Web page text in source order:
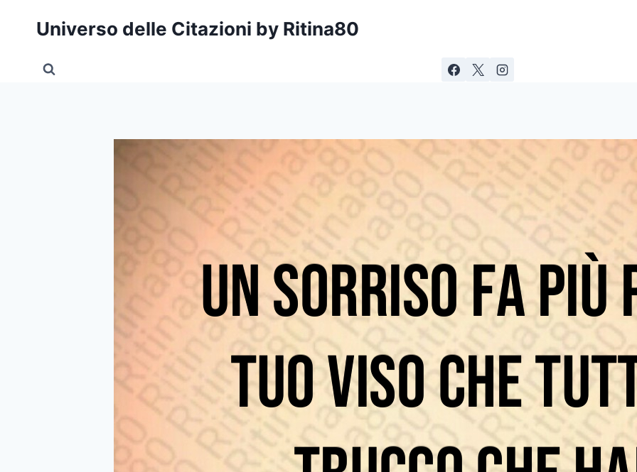
Universo delle Citazioni by Ritina80